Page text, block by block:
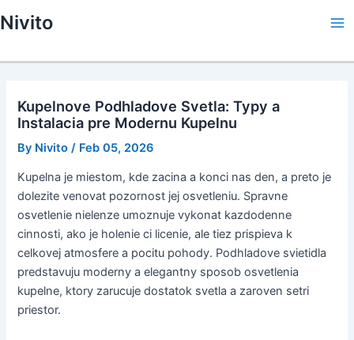
to
Nivito
Kupelnove Podhladove Svetla: Typy a
Instalacia pre Modernu Kupelnu
By Nivito / Feb 05, 2026
Kupelna je miestom, kde zacina a konci nas den, a preto je
dolezite venovat pozornost jej osvetleniu. Spravne
osvetlenie nielenze umoznuje vykonat kazdodenne
cinnosti, ako je holenie ci licenie, ale tiez prispieva k
celkovej atmosfere a pocitu pohody. Podhladove svietidla
predstavuju moderny a elegantny sposob osvetlenia
kupelne, ktory zarucuje dostatok svetla a zaroven setri
priestor.